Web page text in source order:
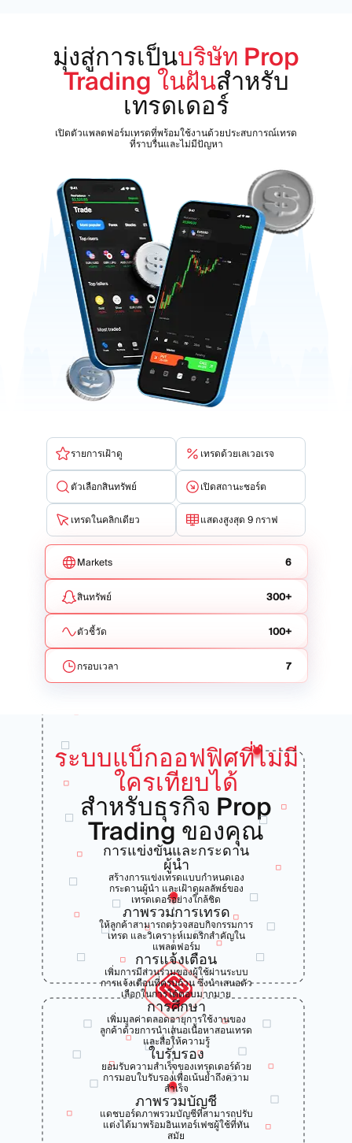
มุ่งสู่การเป็นบริษัท Prop
Trading ในฝันสำหรับ
เทรดเดอร์
เปิดตัวแพลตฟอร์มเทรดที่พร้อมใช้งานด้วยประสบการณ์เทรด
ที่ราบรื่นและไม่มีปัญหา
รายการเฝ้าดู เทรดด้วยเลเวอเรจ
ตัวเลือกสินทรัพย์ เปิดสถานะชอร์ต
เทรดในคลิกเดียว แสดงสูงสุด 9 กราฟ
Markets 6
สินทรัพย์ 300+
ตัวชี้วัด 100+
กรอบเวลา 7
ระบบแบ็กออฟฟิศที่ไม่มี
ใครเทียบได้
สำหรับธุรกิจ Prop
Trading ของคุณ
การแข่งขันและกระดาน
ผู้นำ
สร้างการแข่งเทรดแบบกำหนดเอง
กระดานผู้นำ และเฝ้าดูผลลัพธ์ของ
เทรดเดอร์อย่างใกล้ชิด
ภาพรวมการเทรด
ให้ลูกค้าสามารถตรวจสอบกิจกรรมการ
เทรด และวิเคราะห์เมตริกสำคัญใน
แพลตฟอร์ม
การแจ้งเตือน
เพิ่มการมีส่วนร่วมของผู้ใช้ผ่านระบบ
การแจ้งเตือนที่ครบถ้วน ซึ่งนำเสนอตัว
เลือกในการโต้ตอบมากมาย
การศึกษา
เพิ่มมูลค่าตลอดอายุการใช้งานของ
ลูกค้าด้วยการนำเสนอเนื้อหาสอนเทรด
และสื่อให้ความรู้
ใบรับรอง
ยอมรับความสำเร็จของเทรดเดอร์ด้วย
การมอบใบรับรองเพื่อเน้นย้ำถึงความ
สำเร็จ
ภาพรวมบัญชี
แดชบอร์ดภาพรวมบัญชีที่สามารถปรับ
แต่งได้มาพร้อมอินเทอร์เฟซผู้ใช้ที่ทัน
สมัย